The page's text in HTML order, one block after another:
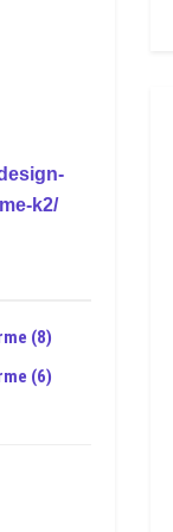
k2/
(8)
(6)